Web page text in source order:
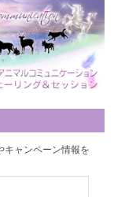
豊かさを受け取る♪豊かさ・豊かさの循環／エネルギーカード
とうございました。
キャンペーン情報を